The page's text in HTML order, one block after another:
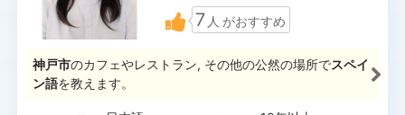
7 人 がおすすめ
神戸市のカフェやレストラン, その他の公然の場所でスペイ
ン語を教えます。